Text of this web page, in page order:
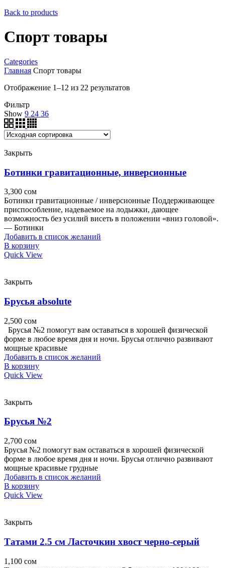
Back to products
Спорт товары
Categories
Главная Спорт товары
Отображение 1–12 из 22 результатов
Фильтр
Show 9 24 36
Закрыть
Ботинки гравитационные, инверсионные
3,300 сом
Ботинки гравитационные / инверсионные Поддерживающее
приспособление, надеваемое на лодыжки, дающее
возможность без усилий висеть в положении «вниз головой».
— Ботинки
Добавить в список желаний
В корзину
Quick View
Закрыть
Брусья absolute
2,500 сом
Брусья №2 помогут вам оставаться в хорошей физической
форме в любое время дня и ночи. Брусья отлично развивают
мощные красивые
Добавить в список желаний
В корзину
Quick View
Закрыть
Брусья №2
2,700 сом
Брусья №2 помогут вам оставаться в хорошей физической
форме в любое время дня и ночи. Брусья отлично развивают
мощные красивые грудные
Добавить в список желаний
В корзину
Quick View
Закрыть
Татами 2.5 см Ласточкин хвост черно-серый
1,100 сом